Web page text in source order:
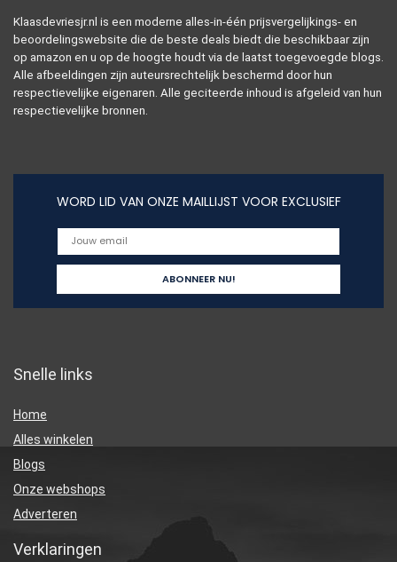
Klaasdevriesjr.nl is een moderne alles-in-één prijsvergelijkings- en
beoordelingswebsite die de beste deals biedt die beschikbaar zijn
op amazon en u op de hoogte houdt via de laatst toegevoegde blogs.
Alle afbeeldingen zijn auteursrechtelijk beschermd door hun
respectievelijke eigenaren. Alle geciteerde inhoud is afgeleid van hun
respectievelijke bronnen.
WORD LID VAN ONZE MAILLIJST VOOR EXCLUSIEF
Snelle links
Home
Alles winkelen
Blogs
Onze webshops
Adverteren
Verklaringen